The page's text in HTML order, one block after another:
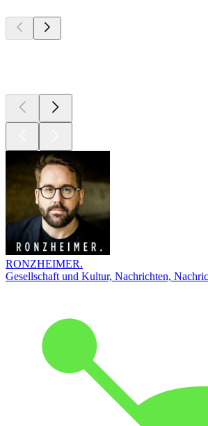
RONZHEIMER.
Gesellschaft und Kultur, Nachrichten,